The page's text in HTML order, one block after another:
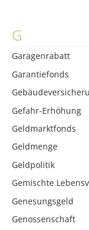
G
Garagenrabatt
Garantiefonds
Gefahr-Erhöhung
Geldmarktfonds
Geldmenge
Geldpolitik
Gemischte
Genesungsgeld
Genossenschaft